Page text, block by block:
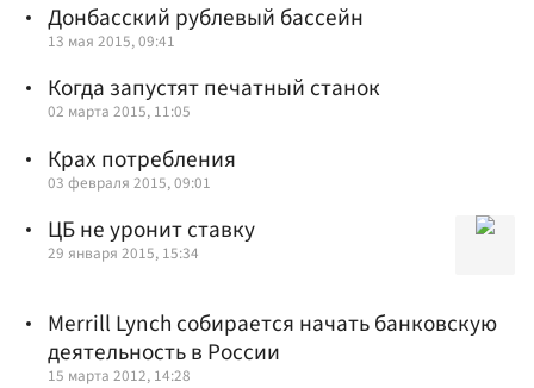
Донбасский рублевый бассейн
13 мая 2015, 09:41
Когда запустят печатный станок
02 марта 2015, 11:05
Крах потребления
03 февраля 2015, 09:01
ЦБ не уронит ставку
29 января 2015, 15:34
Merrill Lynch собирается начать банковскую
деятельность в России
15 марта 2012, 14:28